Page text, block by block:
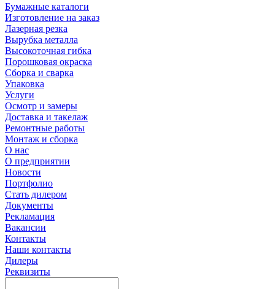
Бумажные каталоги
Изготовление на заказ
Лазерная резка
Вырубка металла
Высокоточная гибка
Порошковая окраска
Сборка и сварка
Упаковка
Услуги
Осмотр и замеры
Доставка и такелаж
Ремонтные работы
Монтаж и сборка
О нас
О предприятии
Новости
Портфолио
Стать дилером
Документы
Рекламация
Вакансии
Контакты
Наши контакты
Дилеры
Реквизиты